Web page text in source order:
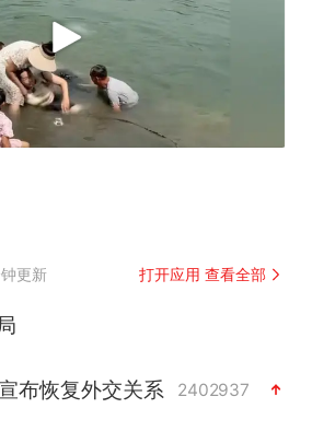
更新 打开应用 查看全部
布恢复外交关系 2402937